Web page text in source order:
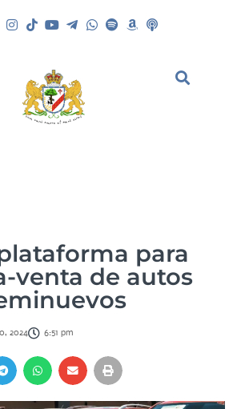
para
venta de autos
2024 6:51 pm